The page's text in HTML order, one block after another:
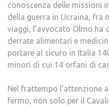
conoscenza delle missioni
della guerra in Ucraina, fra
viaggi, l’avvocato Olmo ha
derrate alimentari e
portare al sicuro in Italia
minori di cui 14 orfani di
Nel frattempo l’attenzione
fermo, non solo per il